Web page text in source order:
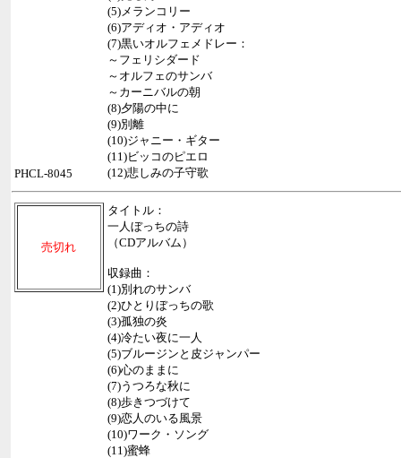
(5)メランコリー
(6)アディオ・アディオ
(7)黒いオルフェメドレー：
～フェリシダード
～オルフェのサンバ
～カーニバルの朝
(8)夕陽の中に
(9)別離
(10)ジャニー・ギター
(11)ビッコのピエロ
(12)悲しみの子守歌
PHCL-8045
売切れ
タイトル：
一人ぼっちの詩
（CDアルバム）
収録曲：
(1)別れのサンバ
(2)ひとりぼっちの歌
(3)孤独の炎
(4)冷たい夜に一人
(5)ブルージンと皮ジャンパー
(6)心のままに
(7)うつろな秋に
(8)歩きつづけて
(9)恋人のいる風景
(10)ワーク・ソング
(11)蜜蜂